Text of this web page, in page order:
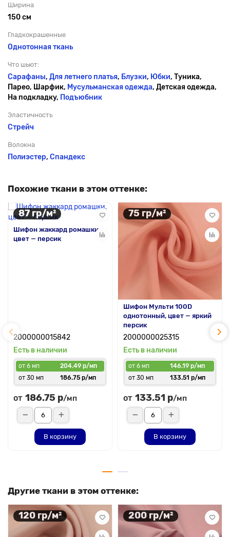
Ширина
150 см
Гладкокрашенные
Однотонная ткань
Что шьют:
Сарафаны, Для летнего платья, Блузки, Юбки, Туника,
Парео, Шарфик, Мусульманская одежда, Детская одежда,
На подкладку, Подъюбник
Эластичность
Стрейч
Волокна
Полиэстер, Спандекс
Похожие ткани в этом оттенке:
87 гр/м²
Шифон жаккард ромашки,
цвет — персик
2000000015842
Есть в наличии
от 6 мп
204.49 р/мп
от 30 мп
186.75 р/мп
от 186.75 р/мп
В корзину
75 гр/м²
Шифон Мульти 100D
однотонный, цвет — яркий
персик
2000000025315
Есть в наличии
от 6 мп
146.19 р/мп
от 30 мп
133.51 р/мп
от 133.51 р/мп
В корзину
Другие ткани в этом оттенке:
120 гр/м² 200 гр/м²